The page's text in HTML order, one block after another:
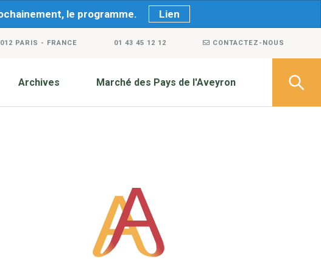
le programme. Lien
PARIS - FRANCE 01 43 45 12 12 CONTACTEZ-NOUS
Archives Marché des Pays de l'Aveyron